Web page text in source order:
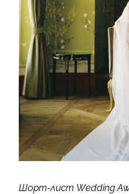
Шорт-лист Wedding